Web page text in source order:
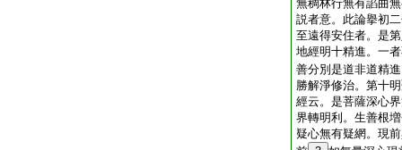
無稠林行無有諂曲
説者意。此論擧初
至遠得安住者。是
地經明十精進。一
善分別是道非道精
勝解淨修治。第十
經云。是菩薩深心
界轉明利。生善根
疑心無有疑網。現